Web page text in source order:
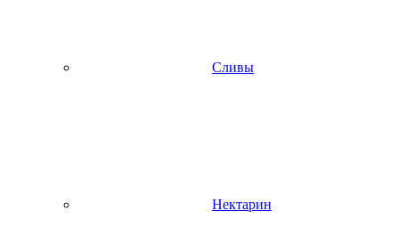
Сливы
Нектарин